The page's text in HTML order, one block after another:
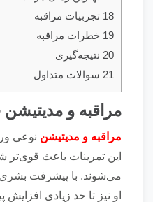
18 تجربیات مراقبه
19 خطرات مراقبه
20 نتیجه‌گیری
21 سوالات متداول
مراقبه و
مراقبه و مدیتیشن نوعی
این تمرینات باعث
می‌شوند. با پیشرفت
او نیز تا حد زیادی